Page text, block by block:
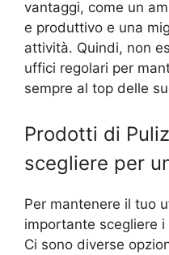
vantaggi, come un
e produttivo e una
attività. Quindi, non
uffici regolari per
sempre al top delle
Prodotti di
scegliere per
Per mantenere il tuo
importante scegliere
Ci sono diverse